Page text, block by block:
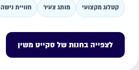
קטלוג מקצועי מותג צעיר חוויית נישה
לצפייה בחנות של סקייט משין